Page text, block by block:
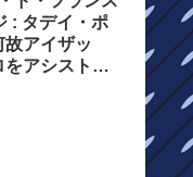
: タデイ・ポ
故アイザッ
をアシストし